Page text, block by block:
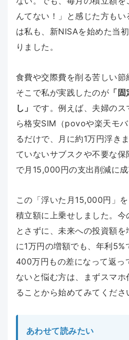
んてない！」と感じた方も
は私も、新NISAを始めた当
りました。
食費や交際費を削る苦しい節
そこで私が実践したのが 「
し」 です。例えば、夫婦の
ら格安SIM（povoや楽天モ
るだけで、月に約1万円浮き
ていないサブスクや不要な
で月15,000円の支出削減に成
この「浮いた月15,000円」
積立額に上乗せしました。
とさずに、未来への投資額
に1万円の増額でも、年利
400万円もの差になって返っ
ないと悩む方は、まずスマ
ることから始めてみてくださ
あわせて読みたい